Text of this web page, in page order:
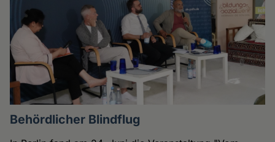
Behördlicher Blindflug